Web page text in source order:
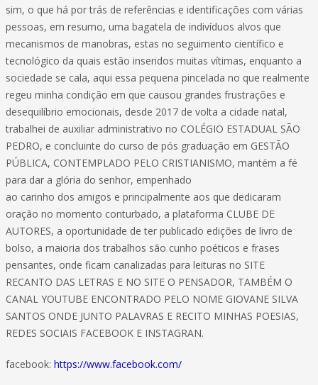
sim, o que há por trás de referências e identificações com várias
pessoas, em resumo, uma bagatela de indivíduos alvos que
mecanismos de manobras, estas no seguimento científico e
tecnológico da quais estão inseridos muitas vítimas, enquanto a
sociedade se cala, aqui essa pequena pincelada no que realmente
regeu minha condição em que causou grandes frustrações e
desequilíbrio emocionais, desde 2017 de volta a cidade natal,
trabalhei de auxiliar administrativo no COLÉGIO ESTADUAL SÃO
PEDRO, e concluinte do curso de pós graduação em GESTÃO
PÚBLICA, CONTEMPLADO PELO CRISTIANISMO, mantém a fé
para dar a glória do senhor, empenhado
ao carinho dos amigos e principalmente aos que dedicaram
oração no momento conturbado, a plataforma CLUBE DE
AUTORES, a oportunidade de ter publicado edições de livro de
bolso, a maioria dos trabalhos são cunho poéticos e frases
pensantes, onde ficam canalizadas para leituras no SITE
RECANTO DAS LETRAS E NO SITE O PENSADOR, TAMBÉM O
CANAL YOUTUBE ENCONTRADO PELO NOME GIOVANE SILVA
SANTOS ONDE JUNTO PALAVRAS E RECITO MINHAS POESIAS,
REDES SOCIAIS FACEBOOK E INSTAGRAN.
facebook: https://www.facebook.com/